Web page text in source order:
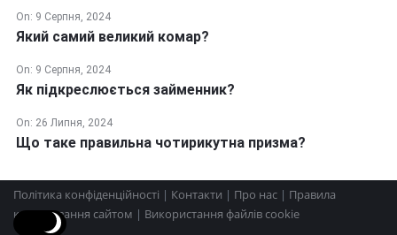
On: 9 Серпня, 2024
Який самий великий комар?
On: 9 Серпня, 2024
Як підкреслюється займенник?
On: 26 Липня, 2024
Що таке правильна чотирикутна призма?
Нижній
колонтитул
Політика конфіденційності | Контакти | Про нас | Правила
користування сайтом | Використання файлів cookie